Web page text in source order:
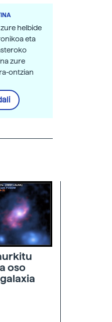
zure helbide
eta
zure
ontzian
oso